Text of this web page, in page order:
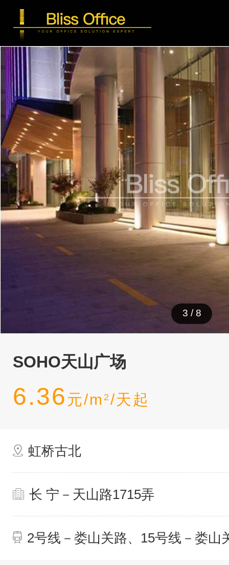
3 /8
SOHO天山广场
6.36 元/m 2 /天起
虹桥古北
长 宁－天山路1715弄
2号线－娄山关路、15号线－娄山